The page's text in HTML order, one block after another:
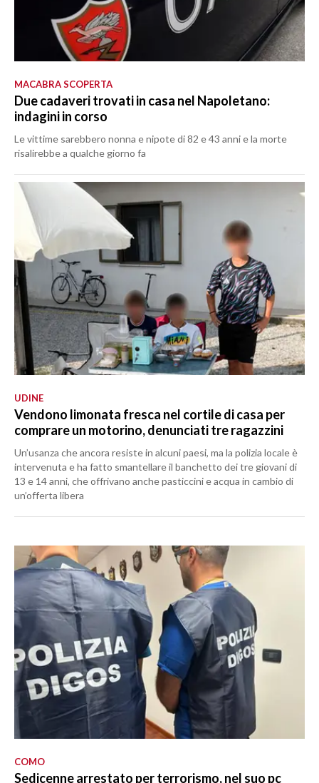
MACABRA SCOPERTA
Due cadaveri trovati in casa nel Napoletano:
indagini in corso
Le vittime sarebbero nonna e nipote di 82 e 43 anni e la morte
risalirebbe a qualche giorno fa
UDINE
Vendono limonata fresca nel cortile di casa per
comprare un motorino, denunciati tre ragazzini
Un’usanza che ancora resiste in alcuni paesi, ma la polizia locale è
intervenuta e ha fatto smantellare il banchetto dei tre giovani di
13 e 14 anni, che offrivano anche pasticcini e acqua in cambio di
un’offerta libera
COMO
Sedicenne arrestato per terrorismo, nel suo pc